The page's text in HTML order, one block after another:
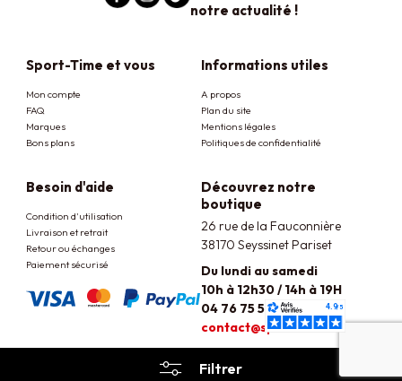
Filtrer
notre actualité !
Sport-Time et vous
Mon compte
FAQ
Marques
Bons plans
Informations utiles
A propos
Plan du site
Mentions légales
Politiques de confidentialité
Besoin d'aide
Condition d'utilisation
Livraison et retrait
Retour ou échanges
Paiement sécurisé
Découvrez notre
boutique
26 rue de la Fauconnière
38170 Seyssinet Pariset
Du lundi au samedi
10h à 12h30 / 14h à 19H
04 76 75 50 48
contact@sport-time.fr
Sport Time © 2026. Réalisé avec ♥ par lk-interactive.fr™
Site protégé par Captcha